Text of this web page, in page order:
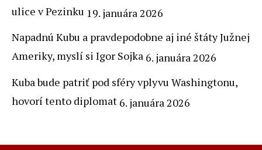
ulice v Pezinku 19. januára 2026
Napadnú Kubu a pravdepodobne aj iné štáty Južnej
Ameriky, myslí si Igor Sojka 6. januára 2026
Kuba bude patriť pod sféry vplyvu Washingtonu,
hovorí tento diplomat 6. januára 2026